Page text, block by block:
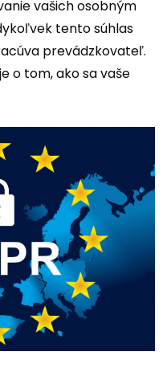
vašich osobným
tento súhlas
prevádzkovateľ.
o tom, ako sa vaše